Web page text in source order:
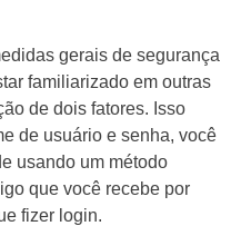
gerais de segurança
familiarizado em outras
de dois fatores. Isso
de usuário e senha, você
usando um método
que você recebe por
fizer login.